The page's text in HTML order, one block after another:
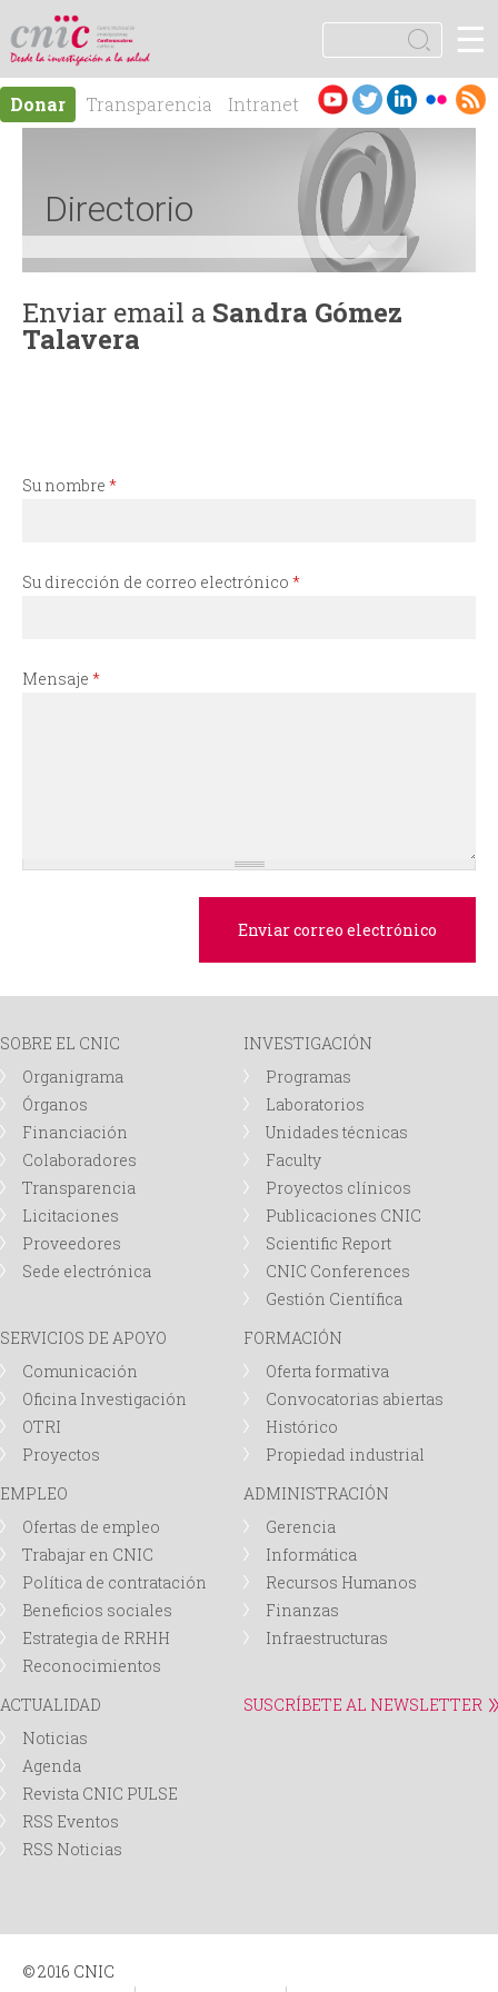
logotipo
En
gli
Es
pa
F
o
r
m
q
u
d
a
u
s
c
a
r
Donar Transparencia
Intranet
Contacto
☰
Directorio
Enviar email a Sandra Gómez
Talavera
Su nombre *
Su dirección de correo electrónico *
Mensaje *
SOBRE EL CNIC
Organigrama
Órganos
Financiación
Colaboradores
Transparencia
Licitaciones
Proveedores
Sede electrónica
INVESTIGACIÓN
Programas
Laboratorios
Unidades técnicas
Faculty
Proyectos clínicos
Publicaciones CNIC
Scientific Report
CNIC Conferences
Gestión Científica
SERVICIOS DE APOYO
Comunicación
Oficina Investigación
OTRI
Proyectos
FORMACIÓN
Oferta formativa
Convocatorias abiertas
Histórico
Propiedad industrial
EMPLEO
Ofertas de empleo
Trabajar en CNIC
Política de contratación
Beneficios sociales
Estrategia de RRHH
Reconocimientos
ADMINISTRACIÓN
Gerencia
Informática
Recursos Humanos
Finanzas
Infraestructuras
ACTUALIDAD
Noticias
Agenda
Revista CNIC PULSE
RSS Eventos
RSS Noticias
SUSCRÍBETE AL NEWSLETTER
© 2016 CNIC